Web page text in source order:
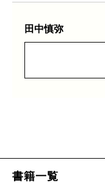
田中慎弥
書籍一覧